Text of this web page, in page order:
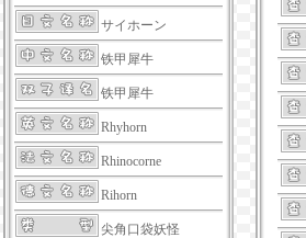
サイホーン
铁甲犀牛
铁甲犀牛
Rhyhorn
Rhinocorne
Rihorn
尖角口袋妖怪